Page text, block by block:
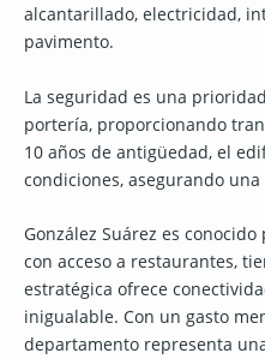
alcantarillado, electricidad,
pavimento.
La seguridad es una
portería, proporcionando
10 años de antigüedad, el
condiciones, asegurando
González Suárez es
con acceso a restaurantes,
estratégica ofrece
inigualable. Con un gasto
departamento representa